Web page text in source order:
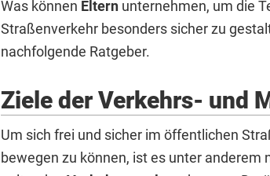
Was können Eltern unternehmen, um die
Straßenverkehr besonders sicher zu
nachfolgende Ratgeber.
Ziele der Verkehrs- und
Um sich frei und sicher im öffentlichen
bewegen zu können, ist es unter anderem